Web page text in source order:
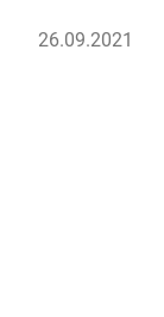
26.09.2021